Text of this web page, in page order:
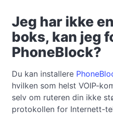
Jeg har ikke
boks, kan jeg
PhoneBlock?
Du kan installere
hvilken som helst VOIP-
selv om ruteren din ikke
protokollen for Internett-